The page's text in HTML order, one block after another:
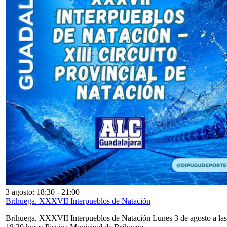
3 agosto: 18:30 - 21:00
Brihuega. XXXVII Interpueblos de Natación
Brihuega. XXXVII Interpueblos de Natación Lunes 3 de agosto a las